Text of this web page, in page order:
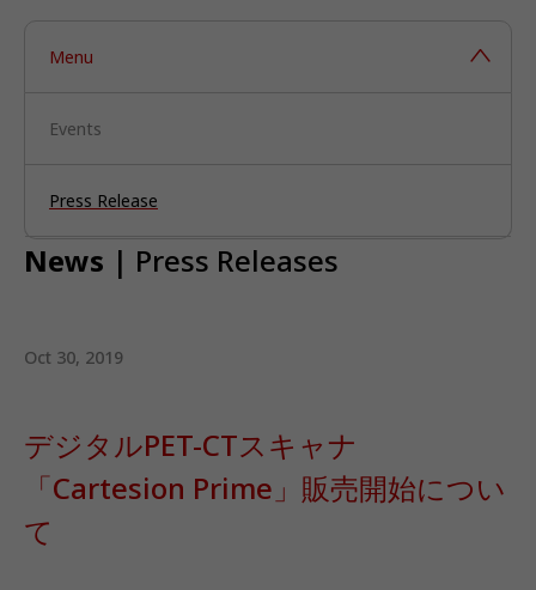
Menu
Events
Press Release
News | Press Releases
Oct 30, 2019
デジタルPET-CTスキャナ
「Cartesion Prime」販売開始につい
て